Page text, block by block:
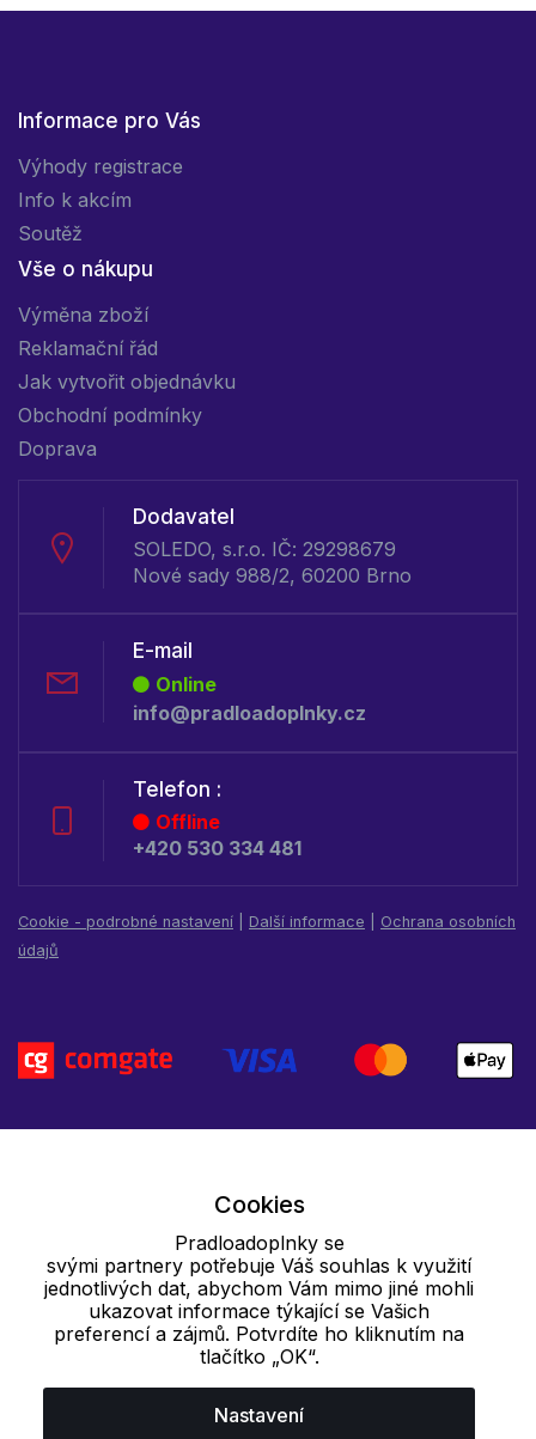
Informace pro Vás
Výhody registrace
Info k akcím
Soutěž
Vše o nákupu
Výměna zboží
Reklamační řád
Jak vytvořit objednávku
Obchodní podmínky
Doprava
Dodavatel
SOLEDO, s.r.o. IČ: 29298679
Nové sady 988/2, 60200 Brno
E-mail
Online
info@pradloadoplnky.cz
Telefon :
Offline
+420 530 334 481
Cookie - podrobné nastavení Další informace
Ochrana osobních
údajů
Cookies
Pradloadoplnky se
svými partnery potřebuje Váš souhlas k využití
jednotlivých dat, abychom Vám mimo jiné mohli
ukazovat informace týkající se Vašich
preferencí a zájmů. Potvrdíte ho kliknutím na
tlačítko „OK“.
Nastavení